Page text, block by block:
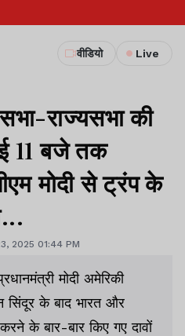
वीडियो Live
राज्यसभा की
11 बजे तक
मोदी से ट्रंप के
2025 01:44 PM
मोदी अमेरिकी
सिंदूर के बाद भारत और
के बार-बार किए गए दावों